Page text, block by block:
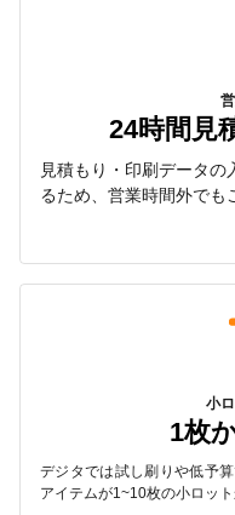
24時間見
見積もり・印刷データ
るため、営業時間外でも
小
1枚
デジタでは試し刷りや低予
アイテムが1~10枚の小ロット